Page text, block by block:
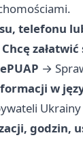
telefonu
Chcę
→
w
Ukrainy
godzin,